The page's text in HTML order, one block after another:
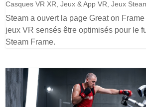
Casques VR XR ,Jeux & App VR ,Jeux
Steam a ouvert la page Great on
jeux VR sensés être optimisés pour le
Steam Frame.